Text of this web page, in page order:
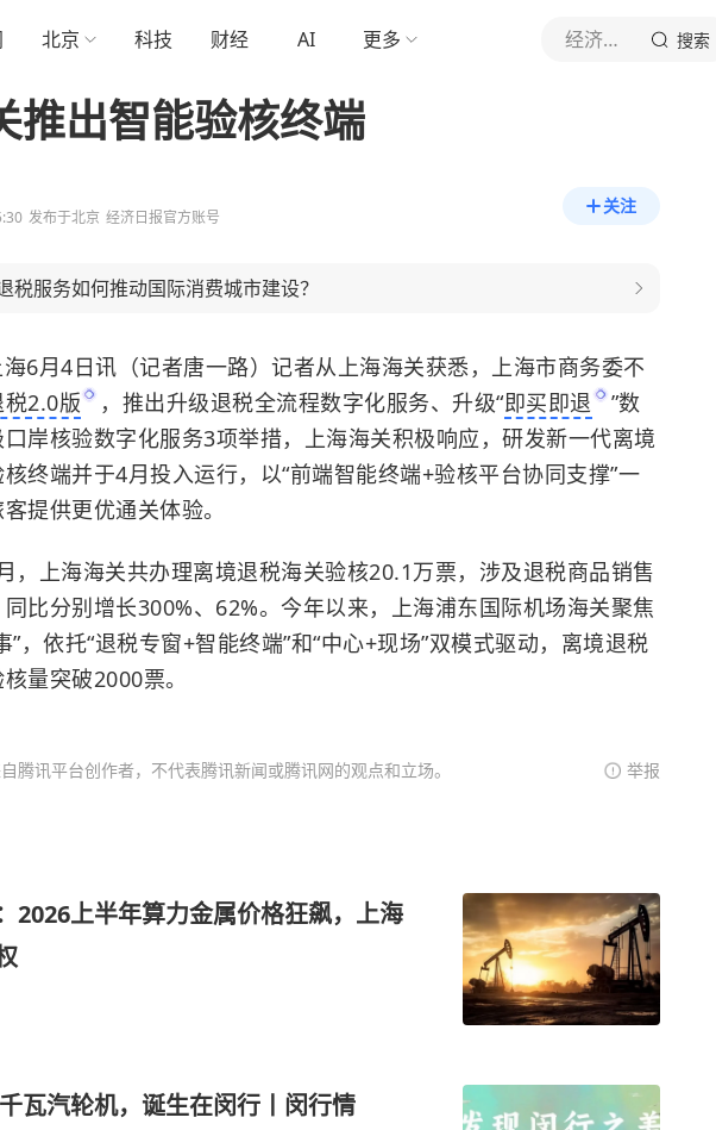
北京 科技 财经 AI 更多 经济日报 搜索
推出智能验核终端
发布于北京 经济日报官方账号
关注
税服务如何推动国际消费城市建设？
6月4日讯（记者唐一路）记者从上海海关获悉，上海市商务委不
2.0版 ，推出升级退税全流程数字化服务、升级“即买即退
”数
岸核验数字化服务3项举措，上海海关积极响应，研发新一代离境
终端并于4月投入运行，以“前端智能终端+验核平台协同支撑”一
提供更优通关体验。
，上海海关共办理离境退税海关验核20.1万票，涉及退税商品销售
比分别增长300%、62%。今年以来，上海浦东国际机场海关聚焦
”，依托“退税专窗+智能终端”和“中心+现场”双模式驱动，离境退税
量突破2000票。
腾讯平台创作者，不代表腾讯新闻或腾讯网的观点和立场。 举报
2026上半年算力金属价格狂飙，上海
瓦汽轮机，诞生在闵行丨闵行情